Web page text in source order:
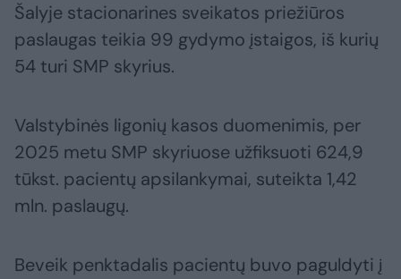
Šalyje stacionarines sveikatos priežiūros
paslaugas teikia 99 gydymo įstaigos, iš kurių
54 turi SMP skyrius.
Valstybinės ligonių kasos duomenimis, per
2025 metu SMP skyriuose užfiksuoti 624,9
tūkst. pacientų apsilankymai, suteikta 1,42
mln. paslaugų.
Beveik penktadalis pacientų buvo paguldyti į